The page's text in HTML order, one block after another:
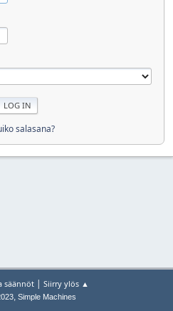
salasana?
säännöt | Siirry ylös ▲
, Simple Machines